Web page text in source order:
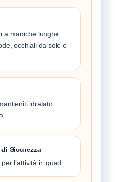
a maniche lunghe,
occhiali da sole e
idratato
Sicurezza
l’attività in quad.